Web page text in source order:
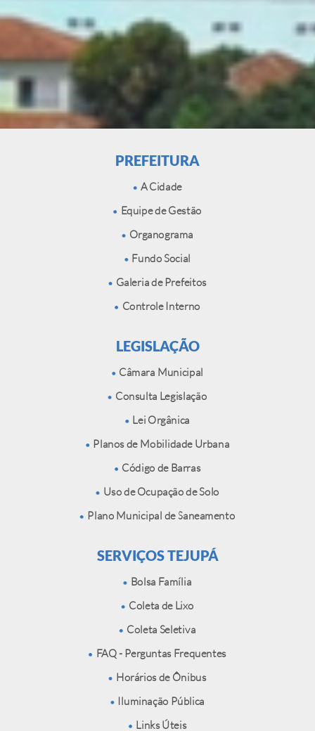
PREFEITURA
A Cidade
Equipe de Gestão
Organograma
Fundo Social
Galeria de Prefeitos
Controle Interno
LEGISLAÇÃO
Câmara Municipal
Consulta Legislação
Lei Orgânica
Planos de Mobilidade Urbana
Código de Barras
Uso de Ocupação de Solo
Plano Municipal de Saneamento
SERVIÇOS TEJUPÁ
Bolsa Família
Coleta de Lixo
Coleta Seletiva
FAQ - Perguntas Frequentes
Horários de Ônibus
Iluminação Pública
Links Úteis